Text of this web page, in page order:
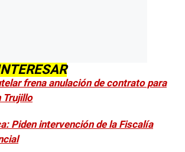
frena anulación de contrato para
Trujillo
Piden intervención de la Fiscalía